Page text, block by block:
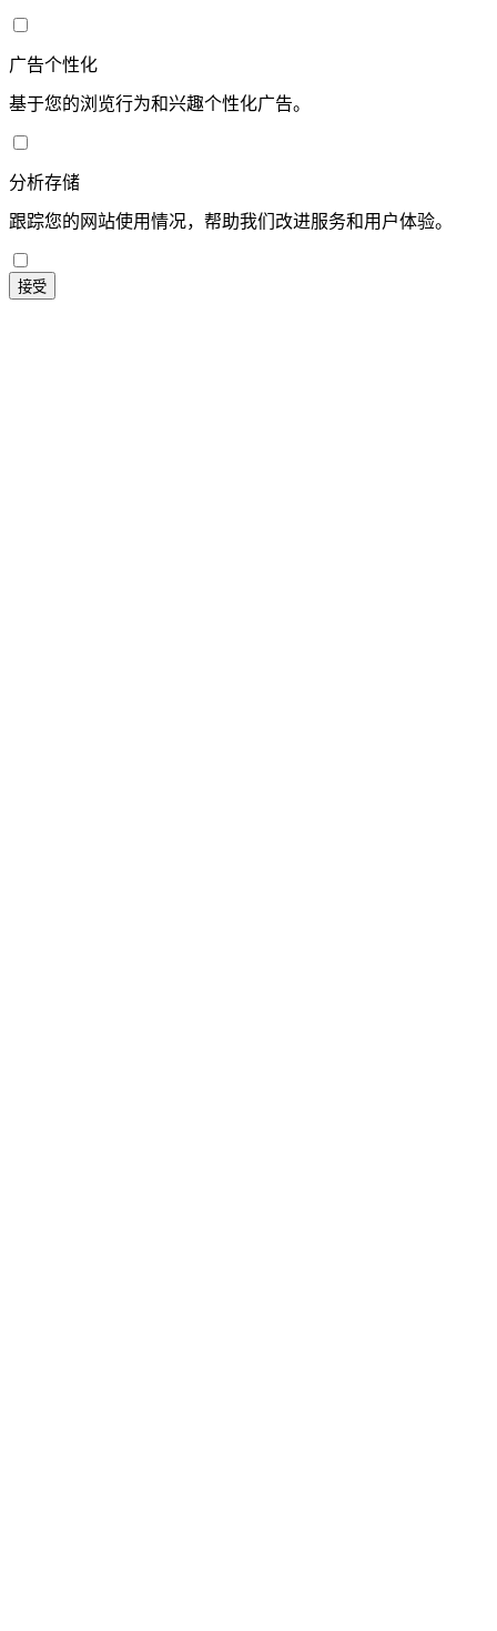
广告个性化
基于您的浏览行为和兴趣个性化广告。
分析存储
跟踪您的网站使用情况，帮助我们改进服务和用户体验。
接受